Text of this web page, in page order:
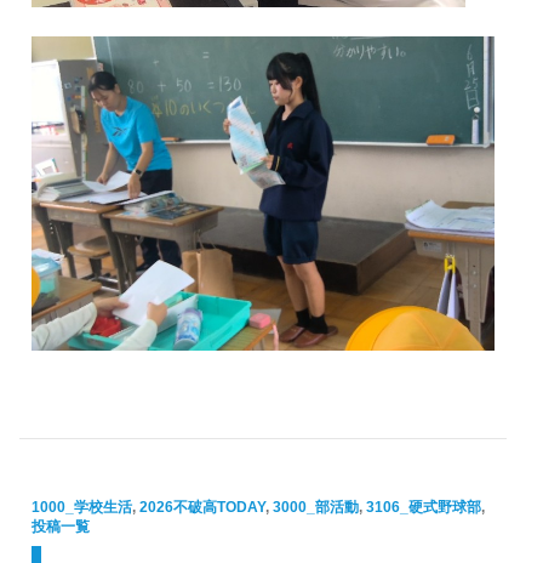
1000_学校生活, 2026不破高TODAY, 3000_部活動, 3106_硬式野球部,
投稿一覧